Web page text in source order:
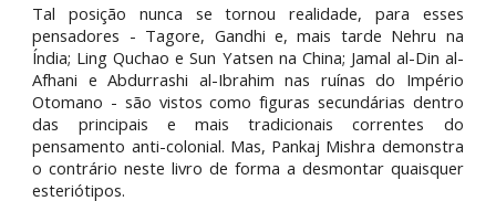
Tal posição nunca se tornou realidade, para esses
pensadores - Tagore, Gandhi e, mais tarde Nehru na
Índia; Ling Quchao e Sun Yatsen na China; Jamal al-Din al-
Afhani e Abdurrashi al-Ibrahim nas ruínas do Império
Otomano - são vistos como figuras secundárias dentro
das principais e mais tradicionais correntes do
pensamento anti-colonial. Mas, Pankaj Mishra demonstra
o contrário neste livro de forma a desmontar quaisquer
esteriótipos.